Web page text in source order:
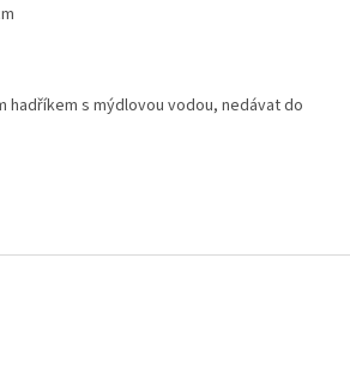
hadříkem s mýdlovou vodou, nedávat do